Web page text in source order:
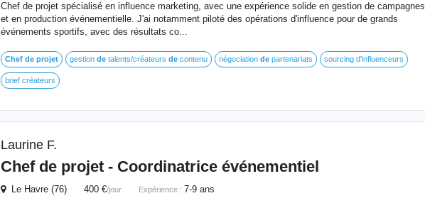
Chef de projet spécialisé en influence marketing, avec une expérience solide en gestion de campagnes
et en production événementielle. J'ai notamment piloté des opérations d'influence pour de grands
événements sportifs, avec des résultats co...
Chef de projet gestion detalents/créateurs decontenu négociation departenariats sourcing d'influenceurs
brief créateurs
Laurine F.
Chef de projet- Coordinatrice événementiel
Le Havre (76) 400 €/jour Expérience : 7-9 ans